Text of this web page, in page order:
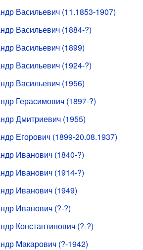
Васильевич (11.1853-1907)
Васильевич (1884-?)
Васильевич (1899)
Васильевич (1924-?)
Васильевич (1956)
Герасимович (1897-?)
Дмитриевич (1955)
Егорович (1899-20.08.1937)
Иванович (1840-?)
Иванович (1914-?)
Иванович (1949)
Иванович (?-?)
Константинович (?-?)
Макарович (?-1942)